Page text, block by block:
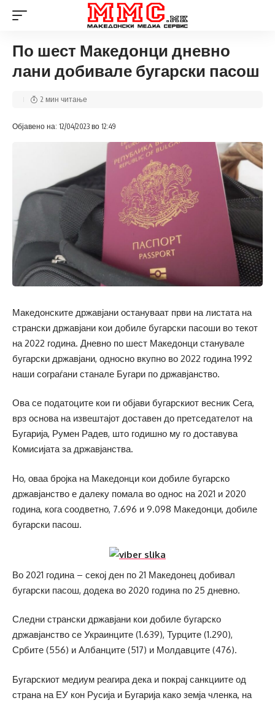
По шест Македонци дневно
лани добивале бугарски пасош
Објавено на: 12/04/2023 во 12:49
2 мин читање
Македонските државјани остануваат први на листата на
странски државјани кои добиле бугарски пасоши во текот
на 2022 година. Дневно по шест Македонци станувале
бугарски државјани, односно вкупно во 2022 година 1992
наши сограѓани станале Бугари по државјанство.
Ова се податоците кои ги објави бугарскиот весник Сега,
врз основа на извештајот доставен до претседателот на
Бугарија, Румен Радев, што годишно му го доставува
Комисијата за државјанства.
Но, оваа бројка на Македонци кои добиле бугарско
државјанство е далеку помала во однос на 2021 и 2020
година, кога соодветно, 7.696 и 9.098 Македонци, добиле
бугарски пасош.
Во 2021 година – секој ден по 21 Македонец добивал
бугарски пасош, додека во 2020 година по 25 дневно.
Следни странски државјани кои добиле бугарско
државјанство се Украинците (1.639), Турците (1.290),
Србите (556) и Албанците (517) и Молдавците (476).
Бугарскиот медиум реагира дека и покрај санкциите од
страна на ЕУ кон Русија и Бугарија како земја членка, на